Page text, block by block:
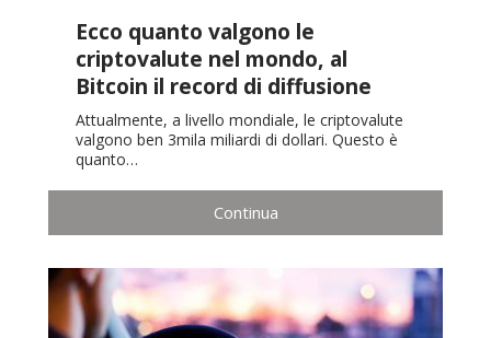
Ecco quanto valgono le
criptovalute nel mondo, al
Bitcoin il record di diffusione
Attualmente, a livello mondiale, le criptovalute
valgono ben 3mila miliardi di dollari. Questo è
quanto…
Continua